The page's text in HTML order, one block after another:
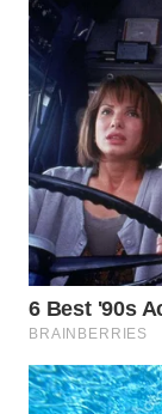
WN
TANGERANG
WN
BINJAI
WN
CIREBON
WN
INDRAMAYU
WN